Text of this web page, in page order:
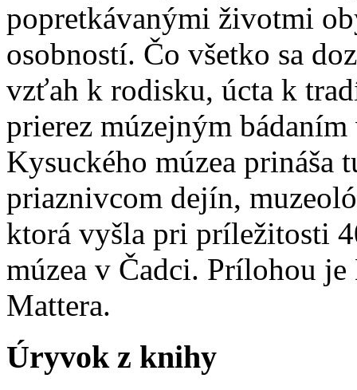
popretkávanými životmi
osobností. Čo všetko sa
vzťah k rodisku, úcta k
prierez múzejným
Kysuckého múzea prináša
priaznivcom dejín,
ktorá vyšla pri príležitosti
múzea v Čadci. Prílohou
Mattera.
Úryvok z knihy